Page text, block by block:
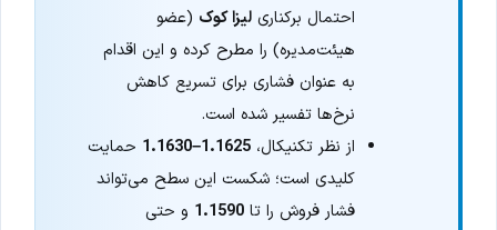
احتمال برکناریلیزا کوک (عضو
هیئت‌مدیره) را مطرح کرده و این اقدام
به عنوان فشاری برای تسریع کاهش
نرخ‌ها تفسیر شده است.
از نظر تکنیکال،1.1625–1.1630
حمایت
کلیدی است؛ شکست این سطح می‌تواند
فشار فروش را تا1.1590 و حتی